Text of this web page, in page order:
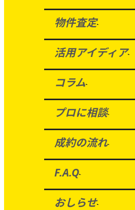
物件査定
活用アイディア
コラム
プロに相談
成約の流れ
F.A.Q
おしらせ